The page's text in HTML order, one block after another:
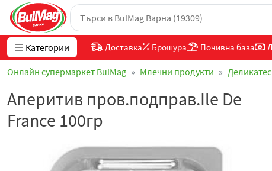
Категории Доставка Брошура Почивна база
Онлайн супермаркет BulMag Млечни продукти
Аперитив пров.подправ.Ile De
France 100гр